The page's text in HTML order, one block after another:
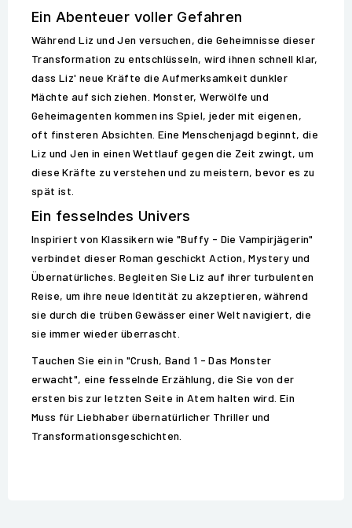
Ein Abenteuer voller Gefahren
Während Liz und Jen versuchen, die Geheimnisse dieser
Transformation zu entschlüsseln, wird ihnen schnell klar,
dass Liz' neue Kräfte die Aufmerksamkeit dunkler
Mächte auf sich ziehen. Monster, Werwölfe und
Geheimagenten kommen ins Spiel, jeder mit eigenen,
oft finsteren Absichten. Eine Menschenjagd beginnt, die
Liz und Jen in einen Wettlauf gegen die Zeit zwingt, um
diese Kräfte zu verstehen und zu meistern, bevor es zu
spät ist.
Ein fesselndes Univers
Inspiriert von Klassikern wie "Buffy - Die Vampirjägerin"
verbindet dieser Roman geschickt Action, Mystery und
Übernatürliches. Begleiten Sie Liz auf ihrer turbulenten
Reise, um ihre neue Identität zu akzeptieren, während
sie durch die trüben Gewässer einer Welt navigiert, die
sie immer wieder überrascht.
Tauchen Sie ein in "Crush, Band 1 - Das Monster
erwacht", eine fesselnde Erzählung, die Sie von der
ersten bis zur letzten Seite in Atem halten wird. Ein
Muss für Liebhaber übernatürlicher Thriller und
Transformationsgeschichten.